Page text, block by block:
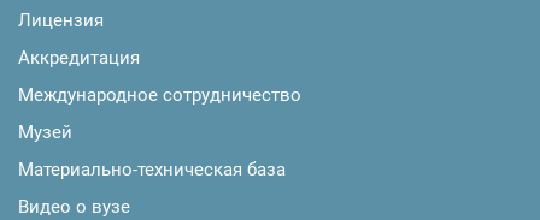
Лицензия
Аккредитация
Международное сотрудничество
Музей
Материально-техническая база
Видео о вузе